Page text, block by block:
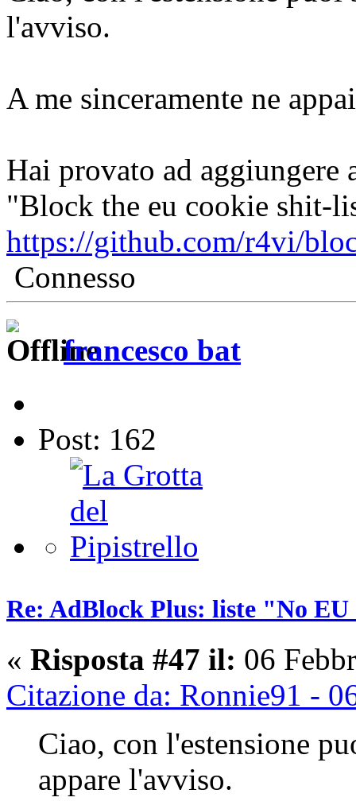
l'avviso.
A me sinceramente ne
Hai provato ad aggiungere
"Block the eu cookie shit-
https://github.com/r4vi/
Connesso
francesco bat
Post: 162
Re: AdBlock Plus: liste "No
« Risposta #47 il: 06
Citazione da: Ronnie91 -
Ciao, con l'estensione
appare l'avviso.